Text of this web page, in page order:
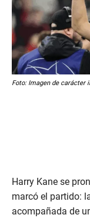
Foto: Imagen de carácter
Harry Kane se
marcó el partido:
acompañada de